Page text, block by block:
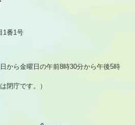
1番1号
から金曜日の午前8時30分から午後5時
閉庁です。）